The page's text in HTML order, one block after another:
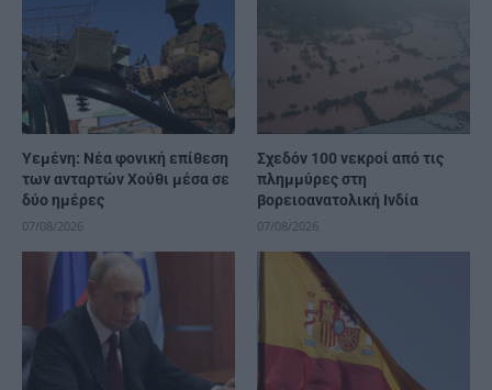
Υεμένη: Νέα φονική επίθεση
των ανταρτών Χούθι μέσα σε
δύο ημέρες
07/08/2026
Σχεδόν 100 νεκροί από τις
πλημμύρες στη
βορειοανατολική Ινδία
07/08/2026